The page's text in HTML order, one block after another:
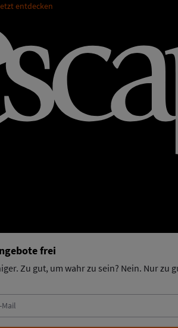
entdecken
frei
Zu gut, um wahr zu sein? Nein. Nur zu